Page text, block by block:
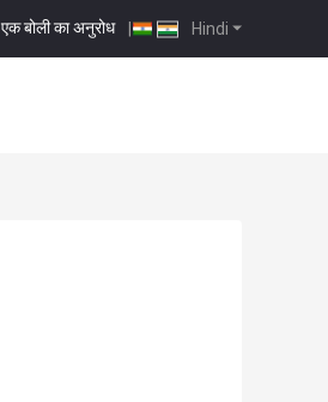
Hindi
एक बोली का अनुरोध |